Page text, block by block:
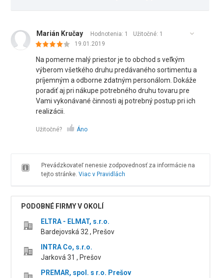
Marián Kručay Hodnotenia: 1 Užitočné: 1
19.01.2019
Na pomerne malý priestor je to obchod s veľkým
výberom všetkého druhu predávaného sortimentu a
príjemným a odborne zdatným personálom. Dokáže
poradiť aj pri nákupe potrebného druhu tovaru pre
Vami vykonávané činnosti aj potrebný postup pri ich
realizácii.
Užitočné? Áno
Prevádzkovateľ nenesie zodpovednosť za informácie na
tejto stránke. Viac v Pravidlách
PODOBNÉ FIRMY V OKOLÍ
ELTRA - ELMAT, s.r.o.
Bardejovská 32 , Prešov
INTRA Co, s.r.o.
Jarková 31 , Prešov
PREMAR, spol. s r.o. Prešov